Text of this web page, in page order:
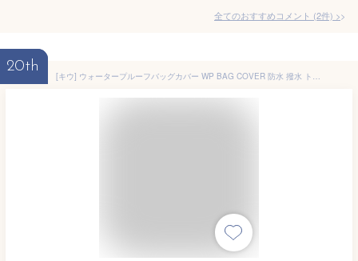
全てのおすすめコメント (2件) >
20th
[キウ] ウォータープルーフバッグカバー WP BAG COVER 防水 撥水 トートバッグ エコバッグ 雨よけ 2way 巾着 パッカブル コンパクト おしゃれ ユニセックス メンズ レディース 男女兼用 サーモグラフィーBE K444-399